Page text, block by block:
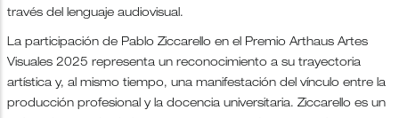
través del lenguaje audiovisual.
La participación de Pablo Ziccarello en el Premio Arthaus Artes
Visuales 2025 representa un reconocimiento a su trayectoria
artística y, al mismo tiempo, una manifestación del vínculo entre la
producción profesional y la docencia universitaria. Ziccarello es un